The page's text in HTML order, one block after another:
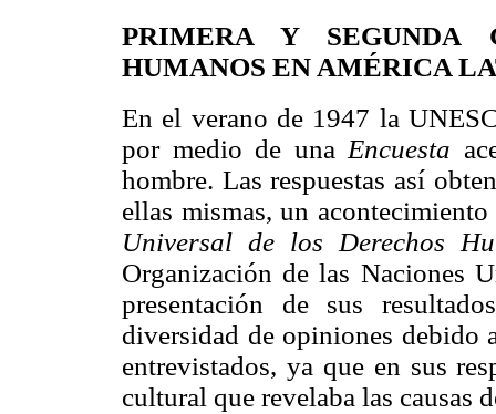
PRIMERA Y SEGUNDA
HUMANOS EN AMÉRICA
En el verano de 1947 la
por medio de una Encuesta
hombre. Las respuestas así
ellas mismas, un
Universal de los Derechos
Organización de las Naciones
presentación de sus
diversidad de opiniones debido
entrevistados, ya que en sus
cultural que revelaba las causas